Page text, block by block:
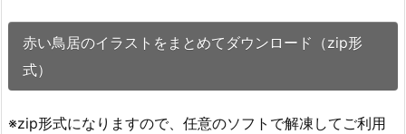
赤い鳥居のイラストをまとめてダウンロード（zip形
式）
※zip形式になりますので、任意のソフトで解凍してご利用